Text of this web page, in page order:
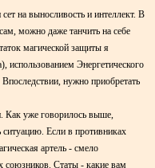
на выносливость и интеллект. В
можно даже танчить на себе
магической защиты я
использованием Энергетического
нужно приобретать
Как уже говорилось выше,
Если в противниках
артель - смело
союзников. Статы - какие вам